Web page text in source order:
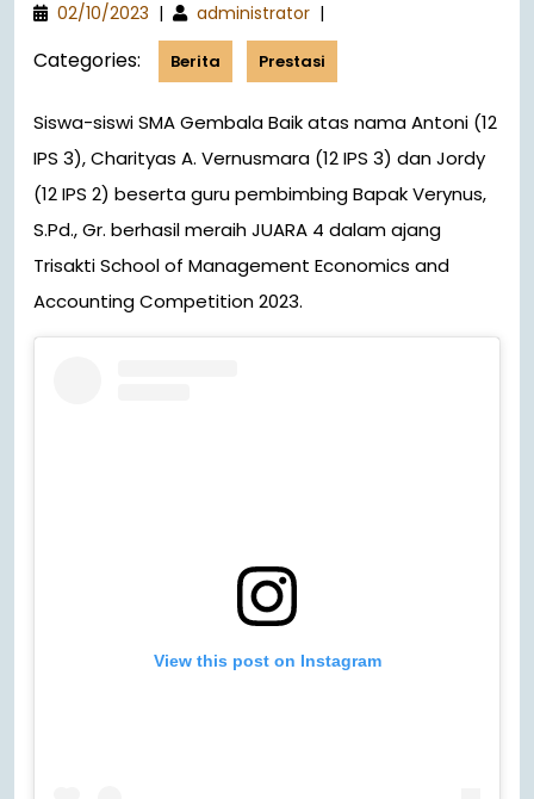
02/10/2023 | administrator |
Categories: Berita Prestasi
Siswa-siswi SMA Gembala Baik atas nama Antoni (12
IPS 3), Charityas A. Vernusmara (12 IPS 3) dan Jordy
(12 IPS 2) beserta guru pembimbing Bapak Verynus,
S.Pd., Gr. berhasil meraih JUARA 4 dalam ajang
Trisakti School of Management Economics and
Accounting Competition 2023.
View this post on Instagram